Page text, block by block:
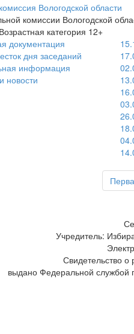
комиссии Вологодской
категория 12+
документация
дня заседаний
информация
новости
Учредитель:
Свидетельство
выдано Федеральной службой